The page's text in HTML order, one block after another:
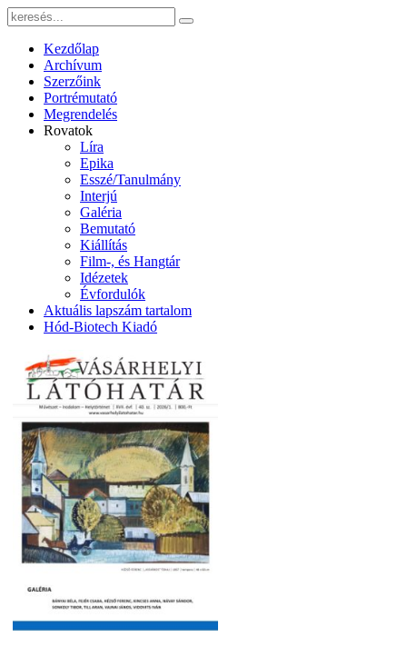
Kezdőlap
Archívum
Szerzőink
Portrémutató
Megrendelés
Rovatok
Líra
Epika
Esszé/Tanulmány
Interjú
Galéria
Bemutató
Kiállítás
Film-, és Hangtár
Idézetek
Évfordulók
Aktuális lapszám tartalom
Hód-Biotech Kiadó